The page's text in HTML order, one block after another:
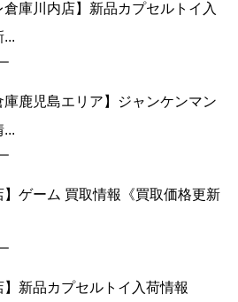
倉庫川内店】新品カプセルトイ入
...
庫鹿児島エリア】ジャンケンマン
...
】ゲーム 買取情報《買取価格更新
】新品カプセルトイ入荷情報